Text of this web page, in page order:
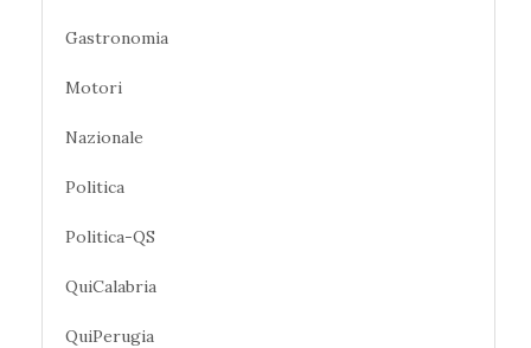
Gastronomia
Motori
Nazionale
Politica
Politica-QS
QuiCalabria
QuiPerugia